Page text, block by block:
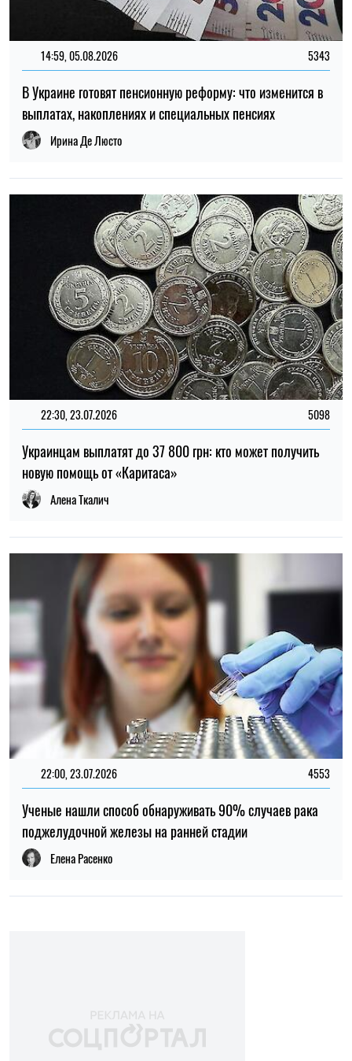
14:00, 25.07.2026 83
Пользователи сообщили о сбоях в работе ChatGPT
13:33, 24.07.2026 131
До 132 тысяч гривен: зарплаты специалистов по ИИ в
Украине выросли почти вдвое за год
Ирина Де Люсто
18:30, 28.06.2026 289
Глава SAP заявил, что к 2030 году искусственный
интеллект может полностью заменить программистов
компании
Елена Расенко